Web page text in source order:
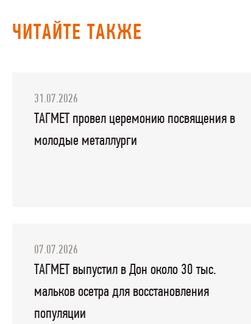
ЧИТАЙТЕ ТАКЖЕ
31.07.2026
ТАГМЕТ провел церемонию посвящения в
молодые металлурги
07.07.2026
ТАГМЕТ выпустил в Дон около 30 тыс.
мальков осетра для восстановления
популяции